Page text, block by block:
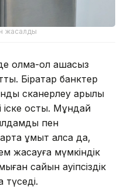
жасалды
қол ақшасыз
Бірқатар банктер
сканерлеу арқылы
іске қосты. Мұндай
пен
ұмыт қалса да,
жасауға мүмкіндік
сайын қауіпсіздік
түседі.